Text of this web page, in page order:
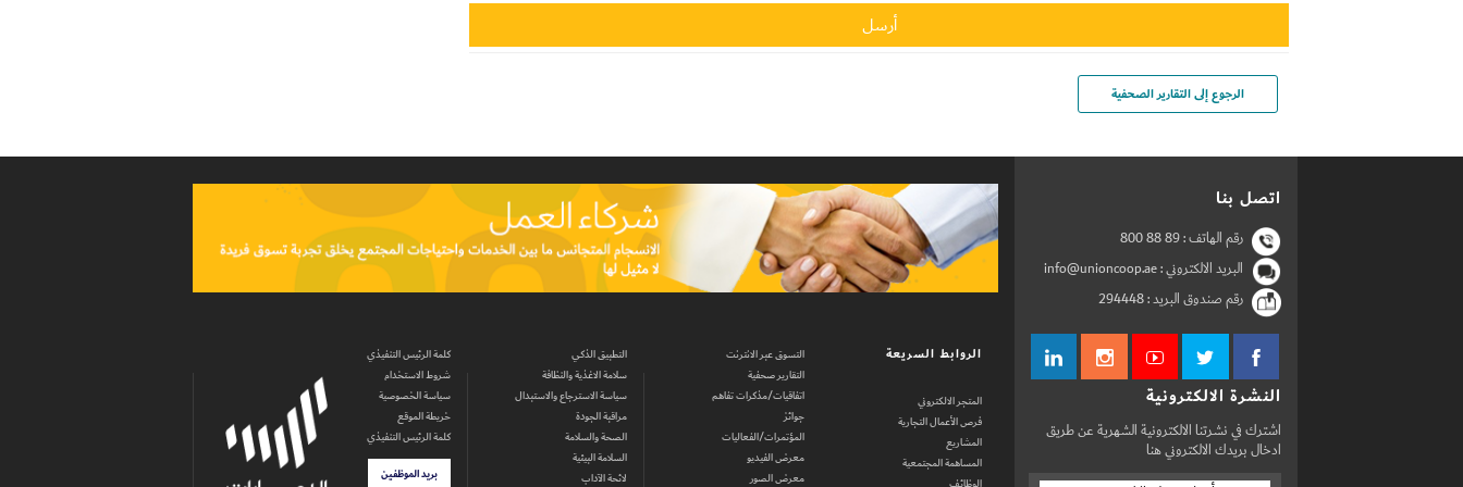
الرجوع إلى التقارير الصحفية
اتصل بنا
رقم الهاتف :800 88 89
البريد الالكتروني : info@unioncoop.ae
رقم صندوق البريد :294448
النشرة الالكترونية
اشترك في نشرتنا الالكترونية الشهرية عن طريق
ادخال بريدك الالكتروني هنا
الروابط السريعة
المتجر الالكتروني
فرص الأعمال التجارية
المشاريع
المساهمة المجتمعية
الوظائف
التسوق عبر الانترنت
التقارير صحفية
اتفاقيات/مذكرات تفاهم
جوائز
المؤتمرات/الفعاليات
معرض الفيديو
معرض الصور
التطبيق الذكي
سلامة الاغذية والنظافة
سياسة الاسترجاع والاستبدال
مراقبة الجودة
الصحة والسلامة
السلامة البيئية
لائحة الآداب
كلمة الرئيس التنفيذي
شروط الاستخدام
سياسة الخصوصية
خريطة الموقع
كلمة الرئيس التنفيذي
بريد الموظفين